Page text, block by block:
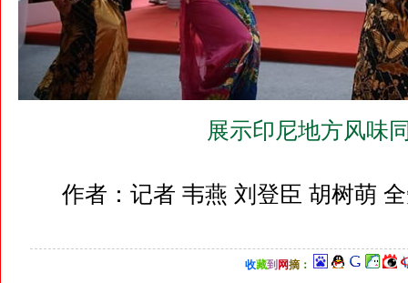
展示印尼地方风味
作者：记者 韦燕 刘登臣 胡树萌
收藏到 网摘：